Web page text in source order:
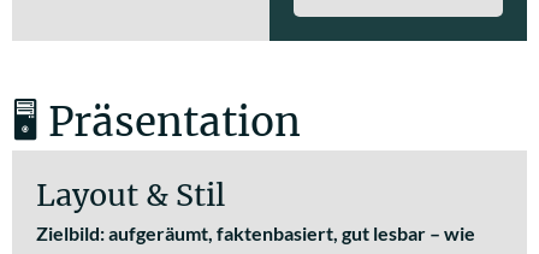
🖥️ Präsentation
Layout & Stil
Zielbild: aufgeräumt, faktenbasiert, gut lesbar – wie